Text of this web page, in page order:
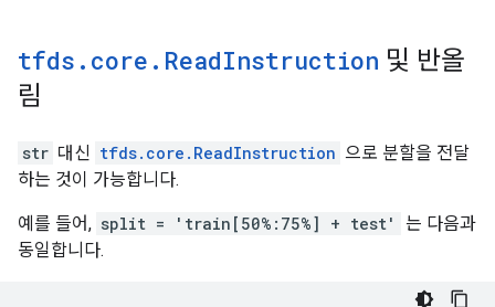
tfds . core . ReadInstruction 및 반올
림
str 대신 tfds.core.ReadInstruction 으로 분할을 전달
하는 것이 가능합니다.
예를 들어, split = 'train[50%:75%] + test'
는 다음과
동일합니다.